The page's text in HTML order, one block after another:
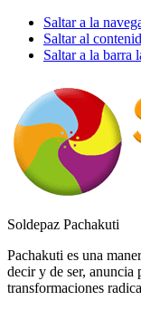
Saltar a la
Saltar al
Saltar a la barra
Soldepaz Pachakuti
Pachakuti es una
decir y de ser, anuncia
transformaciones